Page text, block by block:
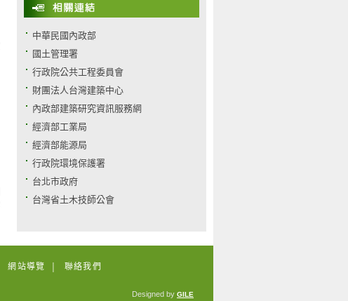
中華民國內政部
國土管理署
行政院公共工程委員會
財團法人台灣建築中心
內政部建築研究資訊服務網
經濟部工業局
經濟部能源局
行政院環境保護署
台北市政府
台灣省土木技師公會
網站導覽 聯絡我們
Designed by GILE